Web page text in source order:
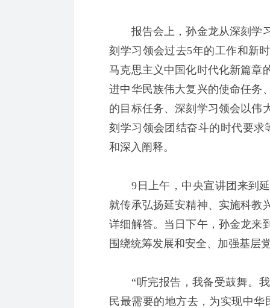
报告会上，孙金龙从深刻学习
刻学习领会过去5年的工作和新
马克思主义中国化时代化新篇章
进中华民族伟大复兴的使命任务
的目标任务、深刻学习领会以伟
刻学习领会团结奋斗的时代要
和深入阐释。
9日上午，中央宣讲团来到延
就传承弘扬延安精神、实施科教
详细解答。当日下午，孙金龙来
围绕统筹发展和安全、加强基层
“听完报告，我备受鼓舞。我
民最需要的地方去，为实现中